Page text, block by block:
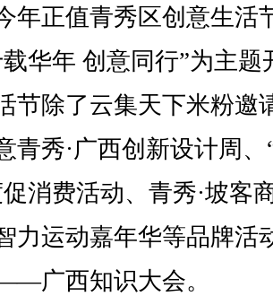
年正值青秀区创意生活
华年 创意同行”为主
节除了云集天下米粉邀
青秀·广西创新设计周、
消费活动、青秀·坡客
力运动嘉年华等品牌活
广西知识大会。